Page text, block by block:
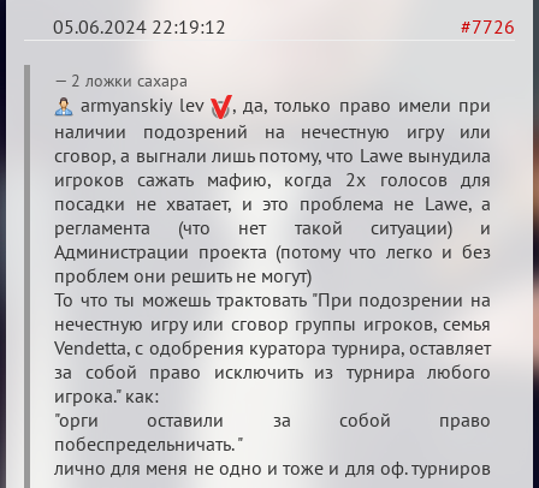
#7726
05.06.2024 22:19:12
Re:
Кубок
Вендетты
2 ложки сахара
armyanskiy lev
, да, только право имели при
наличии подозрений на нечестную игру или
сговор, а выгнали лишь потому, что Lawe вынудила
игроков сажать мафию, когда 2х голосов для
посадки не хватает, и это проблема не Lawe, а
регламента (что нет такой ситуации) и
Администрации проекта (потому что легко и без
проблем они решить не могут)
То что ты можешь трактовать "При подозрении на
нечестную игру или сговор группы игроков, семья
Vendetta, с одобрения куратора турнира, оставляет
за собой право исключить из турнира любого
игрока." как:
"орги оставили за собой право
побеспредельничать. "
лично для меня не одно и тоже и для оф. турниров